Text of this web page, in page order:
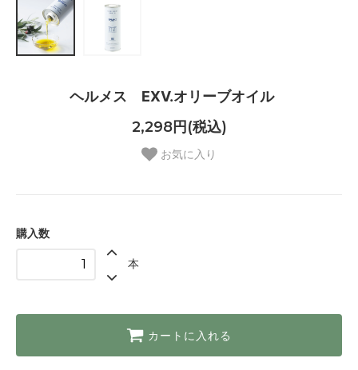
ヘルメス EXV.オリーブオイル
2,298円(税込)
お気に入り
購入数
本
カートに入れる